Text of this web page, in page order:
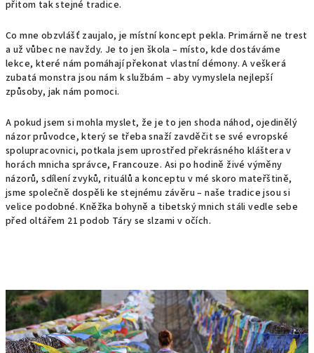
přitom tak stejné tradice.
Co mne obzvlášť zaujalo, je místní koncept pekla. Primárně ne trest
a už vůbec ne navždy. Je to jen škola – místo, kde dostáváme
lekce, které nám pomáhají překonat vlastní démony. A veškerá
zubatá monstra jsou nám k službám – aby vymyslela nejlepší
způsoby, jak nám pomoci.
A pokud jsem si mohla myslet, že je to jen shoda náhod, ojedinělý
názor průvodce, který se třeba snaží zavděčit se své evropské
spolupracovnici, potkala jsem uprostřed překrásného kláštera v
horách mnicha správce, Francouze. Asi po hodině živé výměny
názorů, sdílení zvyků, rituálů a konceptu v mé skoro mateřštině,
jsme společně dospěli ke stejnému závěru – naše tradice jsou si
velice podobné. Kněžka bohyně a tibetský mnich stáli vedle sebe
před oltářem 21 podob Táry se slzami v očích.